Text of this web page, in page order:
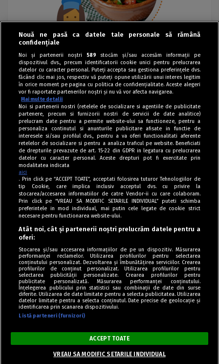
Tag index
Program Antena 1
Politica de cookies
Politica de confidențialitate
Termeni și condiții
drepturile rezervate.
Copyright © Retete Fel de Fel 2020-2024.
Nouă ne pasă ca datele tale personale să rămână
confidențiale
Noi și partenerii noștri 589 stocăm și/sau accesăm informații pe
dispozitivul dvs., precum identificatorii cookie unici pentru prelucrarea
datelor cu caracter personal. Puteți accepta sau gestiona preferințele dvs.
făcând clic mai jos, respectiv vă puteți opune utilizării unui interes legitim
în orice moment pe pagina cu politica de confidențialitate. Aceste alegeri
vor fi raportate partenerilor noștri și nu vă vor afecta navigarea.
Mai multe detalii
Noi si partenerii nostri (retelele de socializare si agentiile de publicitate
partenere, precum si furnizorii nostri de servicii de date analitice)
prelucram date pentru a permite website-ului sa functioneze, pentru a
personaliza continutul si anunturile publicitare afisate in functie de
interesele si/sau profilul dvs., pentru a va oferi functionalitati aferente
retelelor de socializare si pentru a analiza traficul pe website. Beneficiati
de drepturile prevazute de art. 15-22 din GDPR in legatura cu prelucrarea
datelor cu caracter personal. Aceste drepturi pot fi exercitate prin
modalitatea indicata
aici
. Prin click pe “ACCEPT TOATE”, acceptati folosirea tuturor Tehnologiilor de
tip Cookie, care implica inclusiv acceptul dvs. cu privire la
stocarea/accesarea informatiilor de catre Vendor-ii cu care colaboram.
Prin click pe “VREAU SA MODIFIC SETARILE INDIVIDUAL” puteti schimba
preferintele in mod individual, mai putin cele legate de cookie strict
necesare pentru functionarea website-ului.
Atât noi, cât și partenerii noștri prelucrăm datele pentru a
oferi:
Stocarea și/sau accesarea informațiilor de pe un dispozitiv. Măsurarea
performanței reclamelor. Utilizarea profilurilor pentru selectarea
conținutului personalizat. Dezvoltarea și îmbunătățirea serviciilor. Crearea
profilurilor de conținut personalizat. Utilizarea profilurilor pentru
selectarea publicității personalizate. Crearea profilurilor pentru
publicitate personalizată. Măsurarea performanței conținutului.
Înțelegerea publicului prin statistici sau combinații de date din surse
diferite. Utilizarea de date limitate pentru a selecta publicitatea. Utilizarea
datelor limitate pentru a selecta conținutul. Date precise de geolocație și
identificarea prin scanarea dispozitivului.
Listă parteneri (furnizori)
ACCEPT TOATE
VREAU SA MODIFIC SETARILE INDIVIDUAL